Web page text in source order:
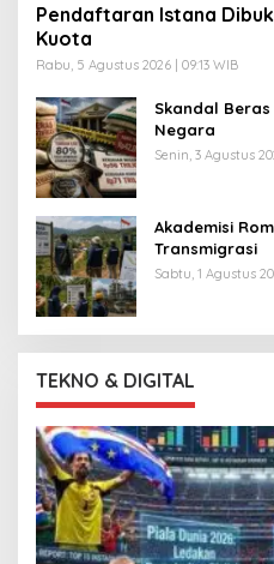
Pendaftaran Istana
Kuota
Rabu, 5 Agustus 2026 | 09:13 WIB
Skandal
Negara
Senin, 3 Agustus
Akademisi
Transmigrasi
Sabtu, 1 Agustus
TEKNO & DIGITAL